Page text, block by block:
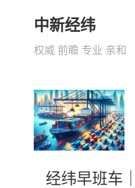
中新经纬
权威 前瞻 专业 亲和
经纬早班车